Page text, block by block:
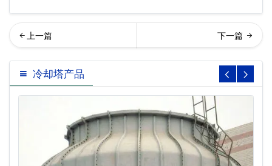
利冷却塔填料… 机冷却塔填料
冷却塔产品